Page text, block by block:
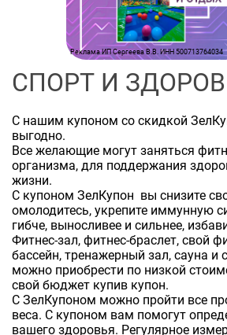
Реклама ИП Сергеева В.В. ИНН 500713764034
СПОРТ И
С нашим купоном со скидкой
выгодно.
Все желающие могут заняться
организма, для поддержания
жизни.
С купоном ЗелКупон вы снизите
омолодитесь, укрепите иммунную
гибче, выносливее и сильнее,
Фитнес-зал, фитнес-браслет, свой
бассейн, тренажерный зал, сауна и
можно приобрести по низкой
свой бюджет купив купон.
С ЗелКупоном можно пройти все
веса. С купоном вам помогут
вашего здоровья. Регулярное